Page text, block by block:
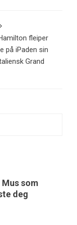
fleiper
på iPaden sin
Grand
som
deg